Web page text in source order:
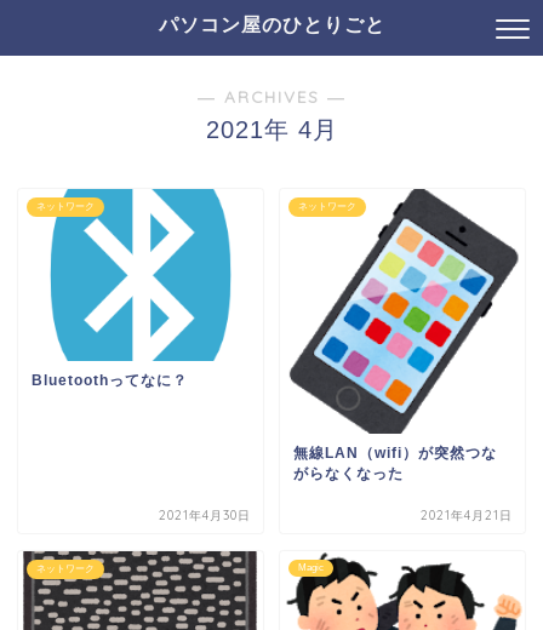
パソコン屋のひとりごと
― ARCHIVES ―
2021年 4月
ネットワーク
Bluetoothってなに？
2021年4月30日
ネットワーク
無線LAN（wifi）が突然つな
がらなくなった
2021年4月21日
ネットワーク Magic